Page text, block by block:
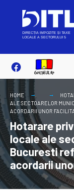
content
HOME
ALE SECTOARELOR
ACORDARII UNOR
Hotarare
locale ale
Bucuresti
acordarii
for: